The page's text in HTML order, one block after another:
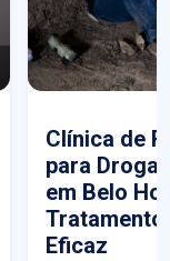
Clínica de
para
em Belo
Tratamento
Eficaz